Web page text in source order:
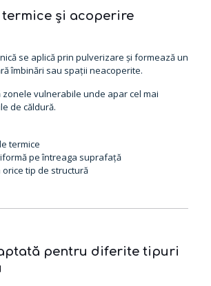
și acoperire
se aplică prin pulverizare și formează un
îmbinări sau spații neacoperite.
zonele vulnerabile unde apar cel mai
de căldură.
termice
pe întreaga suprafață
tip de structură
pentru diferite tipuri